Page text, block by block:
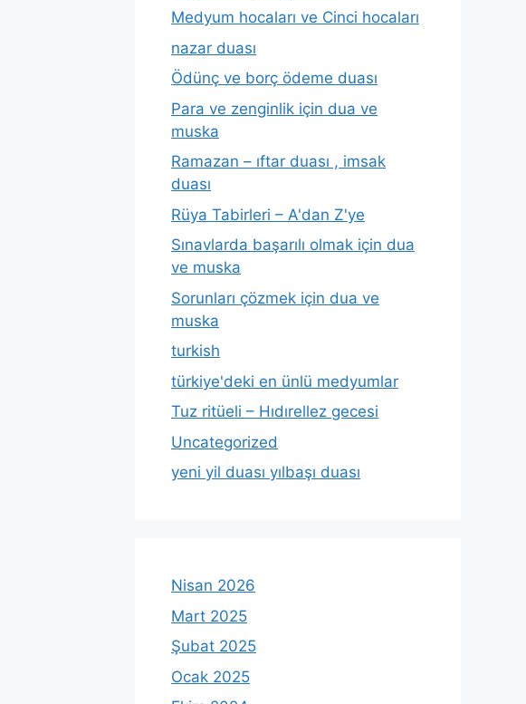
Medyum hocaları ve Cinci hocaları
nazar duası
Ödünç ve borç ödeme duası
Para ve zenginlik için dua ve
muska
Ramazan – ıftar duası , imsak
duası
Rüya Tabirleri – A'dan Z'ye
Sınavlarda başarılı olmak için dua
ve muska
Sorunları çözmek için dua ve
muska
turkish
türkiye'deki en ünlü medyumlar
Tuz ritüeli – Hıdırellez gecesi
Uncategorized
yeni yil duası yılbaşı duası
Nisan 2026
Mart 2025
Şubat 2025
Ocak 2025